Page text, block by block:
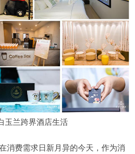
兰跨界酒店生活
费需求日新月异的今天，作为消